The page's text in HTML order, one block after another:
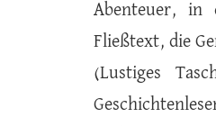
Abenteuer, in
Fließtext, die
(Lustiges